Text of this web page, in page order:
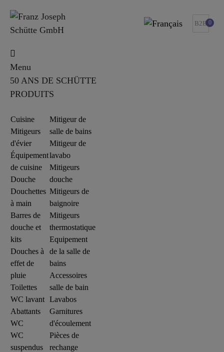
B2B 0
Menu
50 ANS DE SCHÜTTE
PRODUITS
Cuisine
Mitigeurs
d'évier
Équipement
de cuisine
Douche
Douchettes
à main
Barres de
douche et
kits
Douches à
effet de
pluie
Toilettes
WC lavant
Abattants
WC
WC
suspendus
Mitigeur de
salle de bains
Mitigeur de
lavabo
Mitigeurs
douche
Mitigeurs de
baignoire
Mitigeurs
thermostatique
Equipement
de la salle de
bains
Accessoires
salle de bain
Lavabos
Garnitures
d'écoulement
Pièces de
rechange